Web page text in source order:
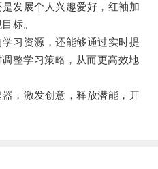
展个人兴趣爱好，红袖加
标。
资源，还能够通过实时提
整学习策略，从而更高效地
，激发创意，释放潜能，开